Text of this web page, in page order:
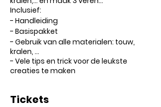
Inclusief:
- Handleiding
- Basispakket
- Gebruik van alle materialen: touw,
kralen, ...
- Vele tips en trick voor de leukste
creaties te maken
Tickets